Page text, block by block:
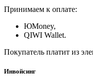
Принимаем к оплате:
ЮMoney,
QIWI Wallet.
Покупатель платит из
Инвойсинг